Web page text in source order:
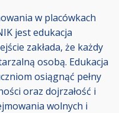
w placówkach
jest edukacja
zakłada, że każdy
osobą. Edukacja
osiągnąć pełny
oraz dojrzałość i
wolnych i